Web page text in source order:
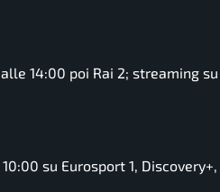
14:00 poi Rai 2; streaming su
su Eurosport 1, Discovery+,